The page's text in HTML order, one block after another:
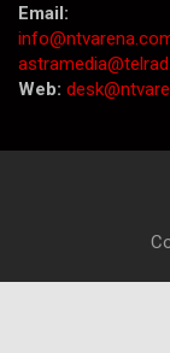
Email:
Web: